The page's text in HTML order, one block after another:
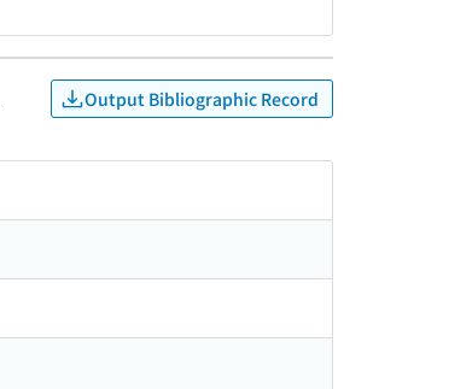
Output Bibliographic Record